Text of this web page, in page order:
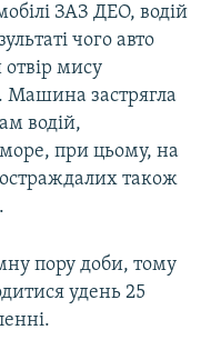
ЗАЗ ДЕО, водій
чого авто
отвір мису
Машина застрягла
водій,
при цьому, на
також
пору доби, тому
удень 25